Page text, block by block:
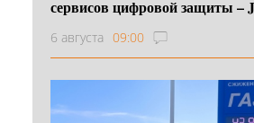
сервисов цифровой защиты –
6 августа 09:00